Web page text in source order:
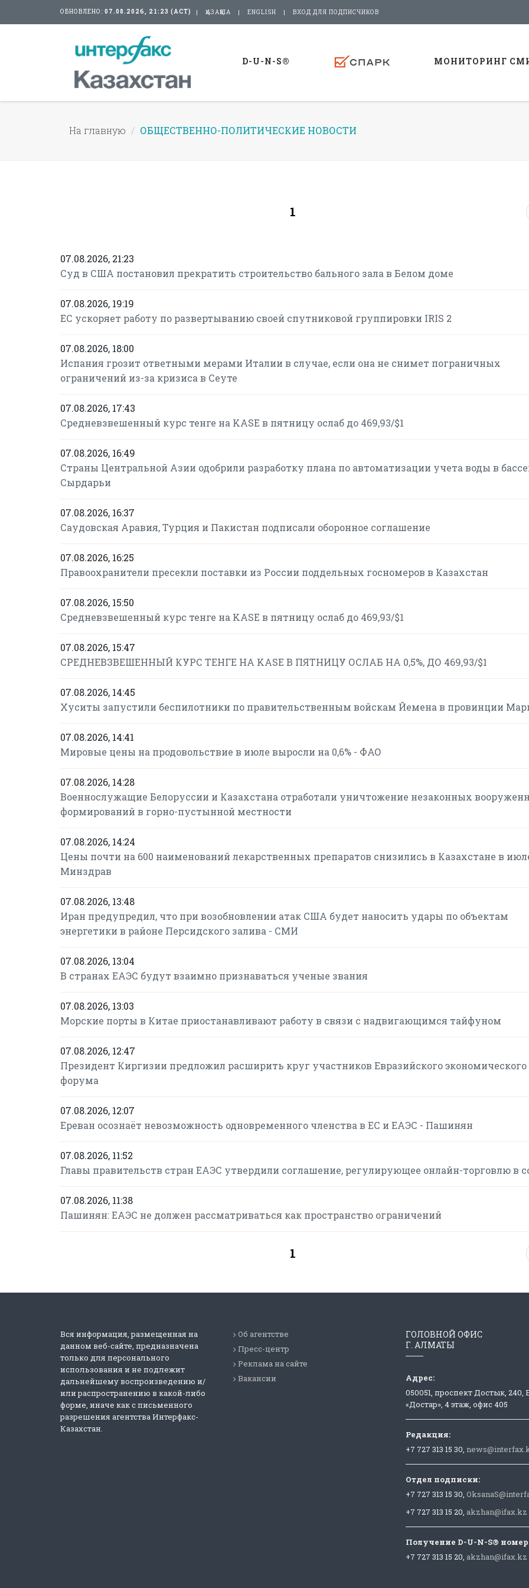
ОБНОВЛЕНО: 07.08.2026, 21:23 (АСТ) ҚАЗАҚША ENGLISH ВХОД ДЛЯ ПОДПИСЧИКОВ
D-U-N-S® МОНИТОРИНГ
На главную ОБЩЕСТВЕННО-ПОЛИТИЧЕСКИЕ НОВОСТИ
1
07.08.2026, 21:23
Суд в США постановил прекратить строительство бального зала в Белом доме
07.08.2026, 19:19
ЕС ускоряет работу по развертыванию своей спутниковой группировки IRIS 2
07.08.2026, 18:00
Испания грозит ответными мерами Италии в случае, если она не снимет пограничных
ограничений из-за кризиса в Сеуте
07.08.2026, 17:43
Средневзвешенный курс тенге на KASE в пятницу ослаб до 469,93/$1
07.08.2026, 16:49
Страны Центральной Азии одобрили разработку плана по автоматизации учета воды в
Сырдарьи
07.08.2026, 16:37
Саудовская Аравия, Турция и Пакистан подписали оборонное соглашение
07.08.2026, 16:25
Правоохранители пресекли поставки из России поддельных госномеров в Казахстан
07.08.2026, 15:50
Средневзвешенный курс тенге на KASE в пятницу ослаб до 469,93/$1
07.08.2026, 15:47
СРЕДНЕВЗВЕШЕННЫЙ КУРС ТЕНГЕ НА KASE В ПЯТНИЦУ ОСЛАБ НА 0,5%, ДО 469,93/$1
07.08.2026, 14:45
Хуситы запустили беспилотники по правительственным войскам Йемена в провинции
07.08.2026, 14:41
Мировые цены на продовольствие в июле выросли на 0,6% - ФАО
07.08.2026, 14:28
Военнослужащие Белоруссии и Казахстана отработали уничтожение незаконных
формирований в горно-пустынной местности
07.08.2026, 14:24
Цены почти на 600 наименований лекарственных препаратов снизились в Казахстане в
Минздрав
07.08.2026, 13:48
Иран предупредил, что при возобновлении атак США будет наносить удары по объектам
энергетики в районе Персидского залива - СМИ
07.08.2026, 13:04
В странах ЕАЭС будут взаимно признаваться ученые звания
07.08.2026, 13:03
Морские порты в Китае приостанавливают работу в связи с надвигающимся тайфуном
07.08.2026, 12:47
Президент Киргизии предложил расширить круг участников Евразийского экономического
форума
07.08.2026, 12:07
Ереван осознаёт невозможность одновременного членства в ЕС и ЕАЭС - Пашинян
07.08.2026, 11:52
Главы правительств стран ЕАЭС утвердили соглашение, регулирующее онлайн-торговлю в
07.08.2026, 11:38
Пашинян: ЕАЭС не должен рассматриваться как пространство ограничений
1
Вся информация, размещенная на
данном веб-сайте, предназначена
только для персонального
использования и не подлежит
дальнейшему воспроизведению и/
или распространению в какой-либо
форме, иначе как с письменного
разрешения агентства Интерфакс-
Казахстан.
Об агентстве
Пресс-центр
Реклама на сайте
Вакансии
ГОЛОВНОЙ ОФИС
Г. АЛМАТЫ
Адрес:
050051, проспект Достык, 240,
«Достар», 4 этаж, офис 405
Редакция:
+7 727 313 15 30,
Отдел подписки:
+7 727 313 15 30,
+7 727 313 15 20, akzhan@ifax.kz
Получение D-U-N-S®
+7 727 313 15 20, akzhan@ifax.kz